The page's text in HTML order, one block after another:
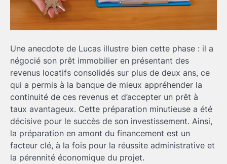
Une anecdote de Lucas illustre bien cette phase : il a
négocié son prêt immobilier en présentant des
revenus locatifs consolidés sur plus de deux ans, ce
qui a permis à la banque de mieux appréhender la
continuité de ces revenus et d’accepter un prêt à
taux avantageux. Cette préparation minutieuse a été
décisive pour le succès de son investissement. Ainsi,
la préparation en amont du financement est un
facteur clé, à la fois pour la réussite administrative et
la pérennité économique du projet.